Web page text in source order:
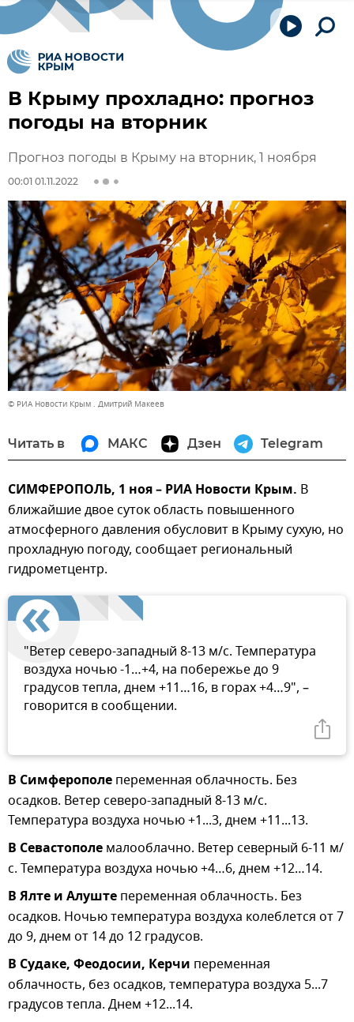
В Крыму прохладно: прогноз
погоды на вторник
Прогноз погоды в Крыму на вторник, 1 ноября
00:01 01.11.2022
© РИА Новости Крым . Дмитрий Макеев
Читать в МАКС Дзен Telegram
СИМФЕРОПОЛЬ, 1 ноя – РИА Новости Крым. В
ближайшие двое суток область повышенного
атмосферного давления обусловит в Крыму сухую, но
прохладную погоду, сообщает региональный
гидрометцентр.
"Ветер северо-западный 8-13 м/с. Температура
воздуха ночью -1…+4, на побережье до 9
градусов тепла, днем +11…16, в горах +4…9", –
говорится в сообщении.
В Симферополе переменная облачность. Без
осадков. Ветер северо-западный 8-13 м/с.
Температура воздуха ночью +1...3, днем +11...13.
В Севастополе малооблачно. Ветер северный 6-11 м/
с. Температура воздуха ночью +4…6, днем +12…14.
В Ялте и Алуште переменная облачность. Без
осадков. Ночью температура воздуха колеблется от 7
до 9, днем от 14 до 12 градусов.
В Судаке, Феодосии, Керчи переменная
облачность, без осадков, температура воздуха 5...7
градусов тепла. Днем +12...14.